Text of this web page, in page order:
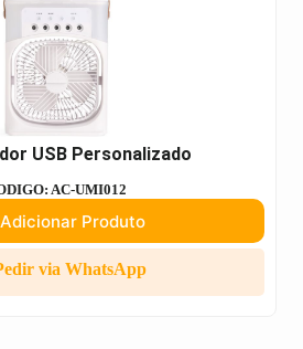
USB Personalizado
AC-UMI012
Adicionar Produto
via WhatsApp